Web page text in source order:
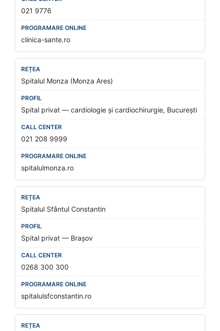
021 9776
clinica-sante.ro
Spitalul Monza (Monza Ares)
Spital privat — cardiologie și cardiochirurgie, București
021 208 9999
spitalulmonza.ro
Spitalul Sfântul Constantin
Spital privat — Brașov
0268 300 300
spitalulsfconstantin.ro